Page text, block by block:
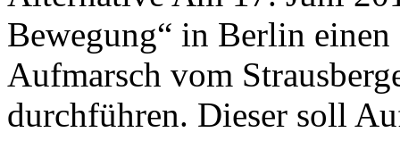
Bewegung“ in Berlin
Aufmarsch vom
durchführen. Dieser soll